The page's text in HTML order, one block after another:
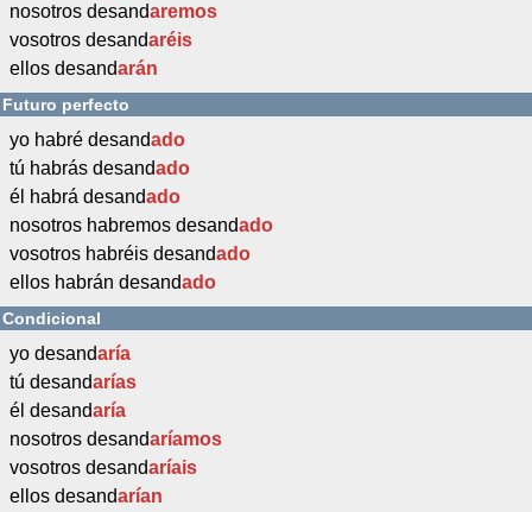
nosotros desandaremos
vosotros desandaréis
ellos desandarán
Futuro perfecto
yo habré desandado
tú habrás desandado
él habrá desandado
nosotros habremos desandado
vosotros habréis desandado
ellos habrán desandado
Condicional
yo desandaría
tú desandarías
él desandaría
nosotros desandaríamos
vosotros desandaríais
ellos desandarían